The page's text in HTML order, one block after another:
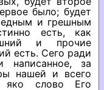
было; будет
и грешным
есть, как
и прочие
есть. Сего ради
написанное, за
нашей и всего
яко слово Его